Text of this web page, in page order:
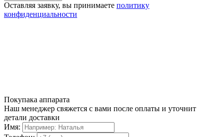
Оставляя заявку, вы принимаете политику
конфиденциальности
Покупака аппарата
Наш менеджер свяжется с вами после оплаты и уточнит
детали доставки
Имя: